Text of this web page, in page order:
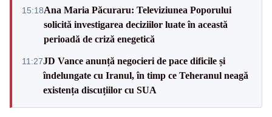
15:18Ana Maria Păcuraru: Televiziunea Poporului
solicită investigarea deciziilor luate în această
perioadă de criză enegetică
11:27JD Vance anunță negocieri de pace dificile și
îndelungate cu Iranul, în timp ce Teheranul neagă
existența discuțiilor cu SUA